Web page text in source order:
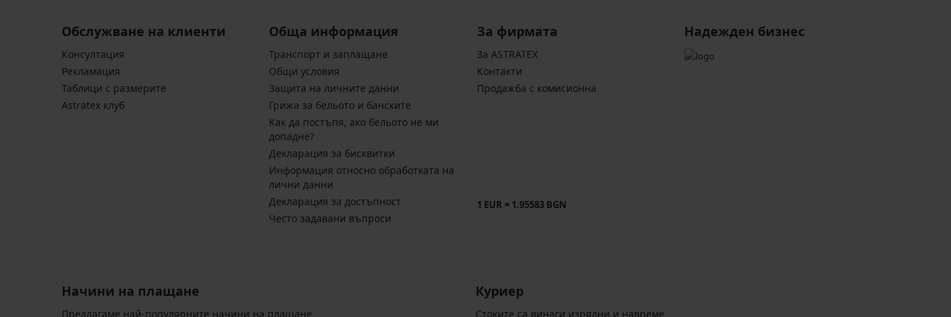
Обслужване на клиенти
Консултация
Pекламация
Таблици с размерите
Astratex клуб
Обща информация
Транспорт и заплащане
Общи условия
Защита на личните данни
Грижа за бельото и банските
Kак да постъпя, ако бельото не ми
допадне?
Декларация за бисквитки
Информация относно обработката на
лични данни
Декларация за достъпност
Често задавани въпроси
За фирмата
За ASTRATEX
Контакти
Продажба с комисионна
1 EUR = 1.95583 BGN
Надежден бизнес
Начини на плащане
Предлагаме най-популярните начини на плащане
Куриер
Стоките са винаги изрядни и навреме